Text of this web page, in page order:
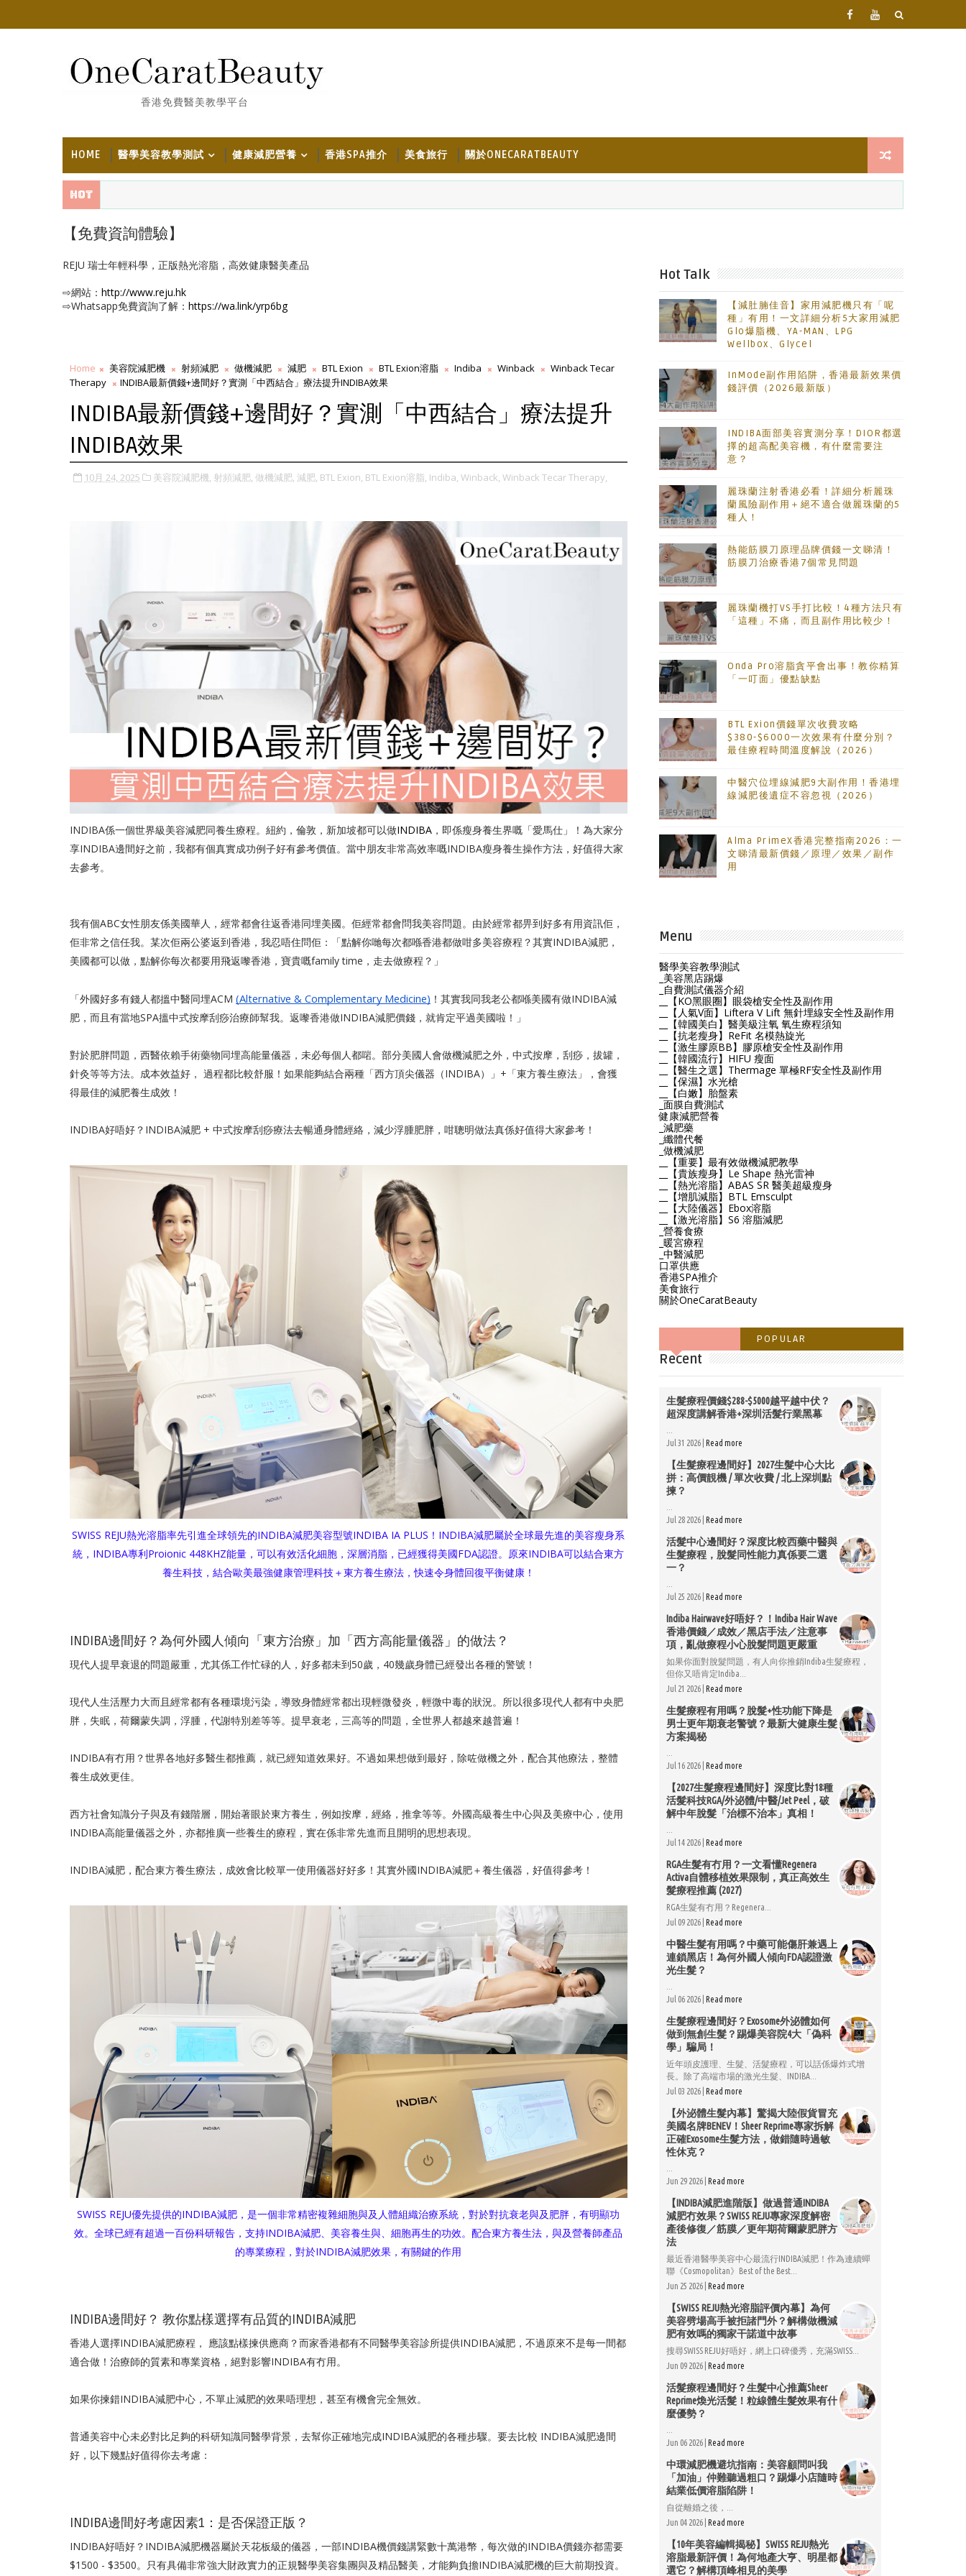
香港免費醫美教學平台
HOME 醫學美容教學測試 健康減肥營養 香港SPA推介 美食旅行 關於ONECARATBEAUTY
Hot
【免費資詢體驗】
REJU 瑞士年輕科學，正版熱光溶脂，高效健康醫美產品
⇨網站： http://www.reju.hk
⇨Whatsapp免費資詢了解： https://wa.link/yrp6bg
Home 美容院減肥機 射頻減肥 做機減肥 減肥 BTL Exion BTL Exion溶脂 Indiba Winback
Winback Tecar
Therapy
INDIBA最新價錢+邊間好？實測「中西結合」療法提升INDIBA效果
INDIBA最新價錢+邊間好？實測「中西結合」療法提升
INDIBA效果
10月 24, 2025 美容院減肥機, 射頻減肥, 做機減肥, 減肥, BTL Exion, BTL Exion溶脂, Indiba, Winback, Winback Tecar Therapy,
INDIBA係一個世界級美容減肥同養生療程。紐約，倫敦，新加坡都可以做INDIBA ，即係瘦身養生界嘅「愛馬仕」！為大家分
享INDIBA邊間好之前，我都有個真實成功例子好有參考價值。當中朋友非常高效率嘅INDIBA瘦身養生操作方法，好值得大家
去參考。
我有個ABC女性朋友係美國華人，經常都會往返香港同埋美國。佢經常都會問我美容問題。由於經常都畀到好多有用資訊佢，
佢非常之信任我。某次佢兩公婆返到香港，我忍唔住問佢：「點解你哋每次都喺香港都做咁多美容療程？其實INDIBA減肥，
美國都可以做，點解你每次都要用飛返嚟香港，寶貴嘅family time，走去做療程？」
「外國好多有錢人都搵中醫同埋ACM (Alternative & Complementary Medicine) ！其實我同我老公都喺美國有做INDIBA減
肥，而且有當地SPA搵中式按摩刮痧治療師幫我。返嚟香港做INDIBA減肥價錢，就肯定平過美國啦！」
對於肥胖問題，西醫依賴手術藥物同埋高能量儀器，未必每個人都啱。部分美國人會做機減肥之外，中式按摩，刮痧，拔罐，
針灸等等方法。成本效益好， 過程都比較舒服！如果能夠結合兩種「西方頂尖儀器（INDIBA）」+「東方養生療法」，會獲
得最佳的減肥養生成效！
INDIBA好唔好？INDIBA減肥 + 中式按摩刮痧療法去暢通身體經絡，減少浮腫肥胖，咁聰明做法真係好值得大家參考！
SWISS REJU熱光溶脂率先引進全球領先的INDIBA減肥美容型號INDIBA IA PLUS！INDIBA減肥屬於全球最先進的美容瘦身系
統，INDIBA專利Proionic 448KHZ能量，可以有效活化細胞，深層消脂，已經獲得美國FDA認證。原來INDIBA可以結合東方
養生科技，結合歐美最強健康管理科技＋東方養生療法，快速令身體回復平衡健康！
INDIBA邊間好？為何外國人傾向「東方治療」加「西方高能量儀器」的做法？
現代人提早衰退的問題嚴重，尤其係工作忙碌的人，好多都未到50歲，40幾歲身體已經發出各種的警號！
現代人生活壓力大而且經常都有各種環境污染，導致身體經常都出現輕微發炎，輕微中毒的狀況。所以很多現代人都有中央肥
胖，失眠，荷爾蒙失調，浮腫，代謝特別差等等。提早衰老，三高等的問題，全世界人都越來越普遍！
INDIBA有冇用？世界各地好多醫生都推薦，就已經知道效果好。不過如果想做到最好，除咗做機之外，配合其他療法，整體
養生成效更佳。
西方社會知識分子與及有錢階層，開始著眼於東方養生，例如按摩，經絡，推拿等等。外國高級養生中心與及美療中心，使用
INDIBA高能量儀器之外，亦都推廣一些養生的療程，實在係非常先進而且開明的思想表現。
INDIBA減肥，配合東方養生療法，成效會比較單一使用儀器好好多！其實外國INDIBA減肥＋養生儀器，好值得參考！
SWISS REJU優先提供的INDIBA減肥，是一個非常精密複雜細胞與及人體組織治療系統，對於對抗衰老與及肥胖，有明顯功
效。全球已經有超過一百份科研報告，支持INDIBA減肥、美容養生與、細胞再生的功效。配合東方養生法，與及營養師產品
的專業療程，對於INDIBA減肥效果，有關鍵的作用
INDIBA邊間好？ 教你點樣選擇有品質的INDIBA減肥
香港人選擇INDIBA減肥療程， 應該點樣揀供應商？而家香港都有不同醫學美容診所提供INDIBA減肥，不過原來不是每一間都
適合做！治療師的質素和專業資格，絕對影響INDIBA有冇用。
如果你揀錯INDIBA減肥中心，不單止減肥的效果唔理想，甚至有機會完全無效。
普通美容中心未必對比足夠的科研知識同醫學背景，去幫你正確地完成INDIBA減肥的各種步驟。要去比較 INDIBA減肥邊間
好，以下幾點好值得你去考慮：
INDIBA邊間好考慮因素1：是否保證正版？
INDIBA好唔好？INDIBA減肥機器屬於天花板級的儀器，一部INDIBA機價錢講緊數十萬港幣，每次做的INDIBA價錢亦都需要
$1500 - $3500。只有具備非常強大財政實力的正規醫學美容集團與及精品醫美，才能夠負擔INDIBA減肥機的巨大前期投資。
Hot Talk
【減肚腩佳音】家用減肥機只有「呢
種」有用！一文詳細分析5大家用減肥
Glo爆脂機、YA-MAN、LPG
Wellbox、Glycel
InMode副作用陷阱，香港最新效果價
錢評價（2026最新版）
INDIBA面部美容實測分享！DIOR都選
擇的超高配美容機，有什麼需要注
意？
麗珠蘭注射香港必看！詳細分析麗珠
蘭風險副作用＋絕不適合做麗珠蘭的5
種人！
熱能筋膜刀原理品牌價錢一文睇清！
筋膜刀治療香港7個常見問題
麗珠蘭機打VS手打比較！4種方法只有
「這種」不痛，而且副作用比較少！
Onda Pro溶脂貪平會出事！教你精算
「一叮面」優點缺點
BTL Exion價錢單次收費攻略
$380-$6000一次效果有什麼分別？
最佳療程時間溫度解說（2026）
中醫穴位埋線減肥9大副作用！香港埋
線減肥後遺症不容忽視（2026）
Alma PrimeX香港完整指南2026：一
文睇清最新價錢／原理／效果／副作
用
Menu
醫學美容教學測試
_美容黑店踢爆
_自費測試儀器介紹
__【KO黑眼圈】眼袋槍安全性及副作用
__【人氣V面】Liftera V Lift 無針埋線安全性及副作用
__【韓國美白】醫美級注氧 氧生療程須知
__【抗老瘦身】ReFit 名模熱旋光
__【激生膠原BB】膠原槍安全性及副作用
__【韓國流行】HIFU 瘦面
__【醫生之選】Thermage 單極RF安全性及副作用
__【保濕】水光槍
__【白嫩】胎盤素
_面膜自費測試
健康減肥營養
_減肥藥
_纖體代餐
_做機減肥
__【重要】最有效做機減肥教學
__【貴族瘦身】Le Shape 熱光雷神
__【熱光溶脂】ABAS SR 醫美超級瘦身
__【增肌減脂】BTL Emsculpt
__【大陸儀器】Ebox溶脂
__【激光溶脂】S6 溶脂減肥
_營養食療
_暖宮療程
_中醫減肥
口罩供應
香港SPA推介
美食旅行
關於OneCaratBeauty
POPULAR
Recent
生髮療程價錢$288-$5000越平越中伏？
超深度講解香港+深圳活髮行業黑幕
Jul 31 2026 | Read more
【生髮療程邊間好】2027生髮中心大比
拼：高價靚機 / 單次收費 / 北上深圳點
揀？
Jul 28 2026 | Read more
活髮中心邊間好？深度比較西藥中醫與
生髮療程，脫髮同性能力真係要二選
一？
Jul 25 2026 | Read more
Indiba Hairwave好唔好？！Indiba Hair Wave
香港價錢／成效／黑店手法／注意事
項，亂做療程小心脫髮問題更嚴重
如果你面對脫髮問題，有人向你推銷Indiba生髮療程，
但你又唔肯定Indiba...
Jul 21 2026 | Read more
生髮療程有用嗎？脫髮+性功能下降是
男士更年期衰老警號？最新大健康生髮
方案揭秘
Jul 16 2026 | Read more
【2027生髮療程邊間好】深度比對18種
活髮科技RGA/外泌體/中醫/Jet Peel，破
解中年脫髮「治標不治本」真相！
Jul 14 2026 | Read more
RGA生髮有冇用？一文看懂Regenera
Activa自體移植效果限制，真正高效生
髮療程推薦 (2027)
RGA生髮有冇用？Regenera...
Jul 09 2026 | Read more
中醫生髮有用嗎？中藥可能傷肝兼遇上
連鎖黑店！為何外國人傾向FDA認證激
光生髮？
Jul 06 2026 | Read more
生髮療程邊間好？Exosome外泌體如何
做到無創生髮？踢爆美容院4大「偽科
學」騙局！
近年頭皮護理、生髮、活髮療程，可以話係爆炸式增
長。除了高端市場的激光生髮、INDIBA...
Jul 03 2026 | Read more
【外泌體生髮內幕】驚揭大陸假貨冒充
美國名牌BENEV！Sheer Reprime專家拆解
正確Exosome生髮方法，做錯隨時過敏
性休克？
Jun 29 2026 | Read more
【INDIBA減肥進階版】做過普通INDIBA
減肥冇效果？SWISS REJU專家深度解密
產後修復／筋膜／更年期荷爾蒙肥胖方
法
最近香港醫學美容中心最流行INDIBA減肥！作為連續蟬
聯《Cosmopolitan》Best of the Best...
Jun 25 2026 | Read more
【SWISS REJU熱光溶脂評價內幕】為何
美容劈場高手被拒諸門外？解構做機減
肥有效嗎的獨家干諾道中故事
搜尋SWISS REJU好唔好，網上口碑優秀，充滿SWISS...
Jun 09 2026 | Read more
活髮療程邊間好？生髮中心推薦Sheer
Reprime煥光活髮！粒線體生髮效果有什
麼優勢？
Jun 06 2026 | Read more
中環減肥機避坑指南：美容顧問叫我
「加油」仲難聽過粗口？踢爆小店隨時
結業低價溶脂陷阱！
自從離婚之後，...
Jun 04 2026 | Read more
【10年美容編輯揭秘】SWISS REJU熱光
溶脂最新評價！為何地產大亨、明星都
選它？解構頂峰相見的美學